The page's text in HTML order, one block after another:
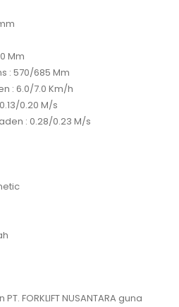
Mm
: 570/685 Mm
: 6.0/7.0 Km/h
0.20 M/s
: 0.28/0.23 M/s
FORKLIFT NUSANTARA guna